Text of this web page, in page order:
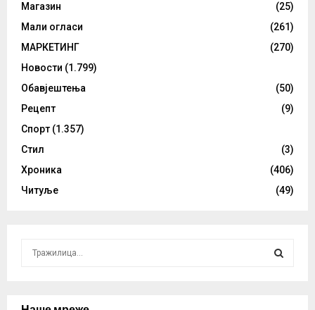
Магазин
(25)
Мали огласи
(261)
МАРКЕТИНГ
(270)
Новости (1.799)
Обавјештења
(50)
Рецепт
(9)
Спорт (1.357)
Стил
(3)
Хроника
(406)
Читуље
(49)
c